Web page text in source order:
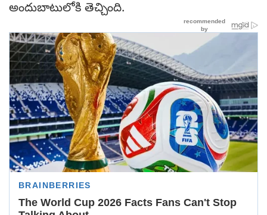
అందుబాటులోకి తెచ్చింది.